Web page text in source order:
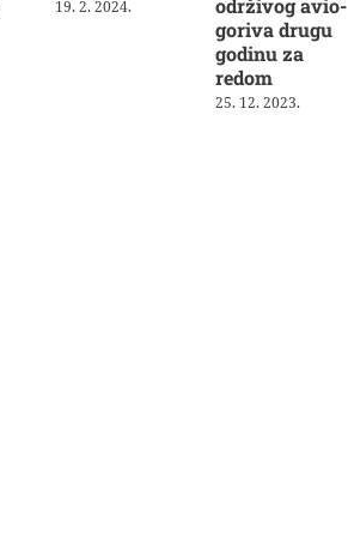
19. 2. 2024.
održivog avio-
goriva drugu
godinu za
redom
25. 12. 2023.